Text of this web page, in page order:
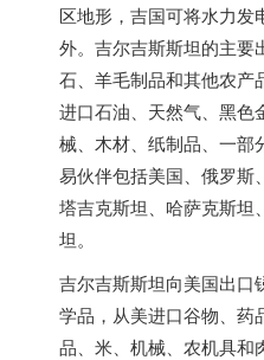
区地形，吉国可将水力发
外。吉尔吉斯斯坦的主要
石、羊毛制品和其他农产
进口石油、天然气、黑色
械、木材、纸制品、一部
易伙伴包括美国、俄罗斯
塔吉克斯坦、哈萨克斯坦
坦。
吉尔吉斯斯坦向美国出口
学品，从美进口谷物、药
品、米、机械、农机具和